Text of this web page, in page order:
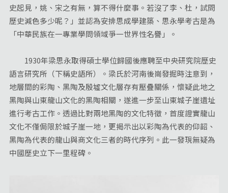
史起見，姚、宋之有無，算不得什麼事。若沒了李、杜，試問
歷史減色多少呢？」並認為安排思成學建築、思永學考古是為
「中華民族在一專業學問領域爭一世界性名譽」。
1930年梁思永取得碩士學位歸國後應聘至中央研究院歷史
語言研究所（下稱史語所）。梁氏於河南後崗發掘時注意到，
地層間的彩陶、黑陶及殷墟文化層存有壓疊關係，懷疑此地之
黑陶與山東龍山文化的黑陶相關，遂進一步至山東城子崖遺址
進行考古工作。透過比對兩地黑陶的文化特徵，首度證實龍山
文化不僅侷限於城子崖一地，更揭示出以彩陶為代表的仰韶、
黑陶為代表的龍山與商文化三者的時代序列。此一發現無疑為
中國歷史立下一里程碑。